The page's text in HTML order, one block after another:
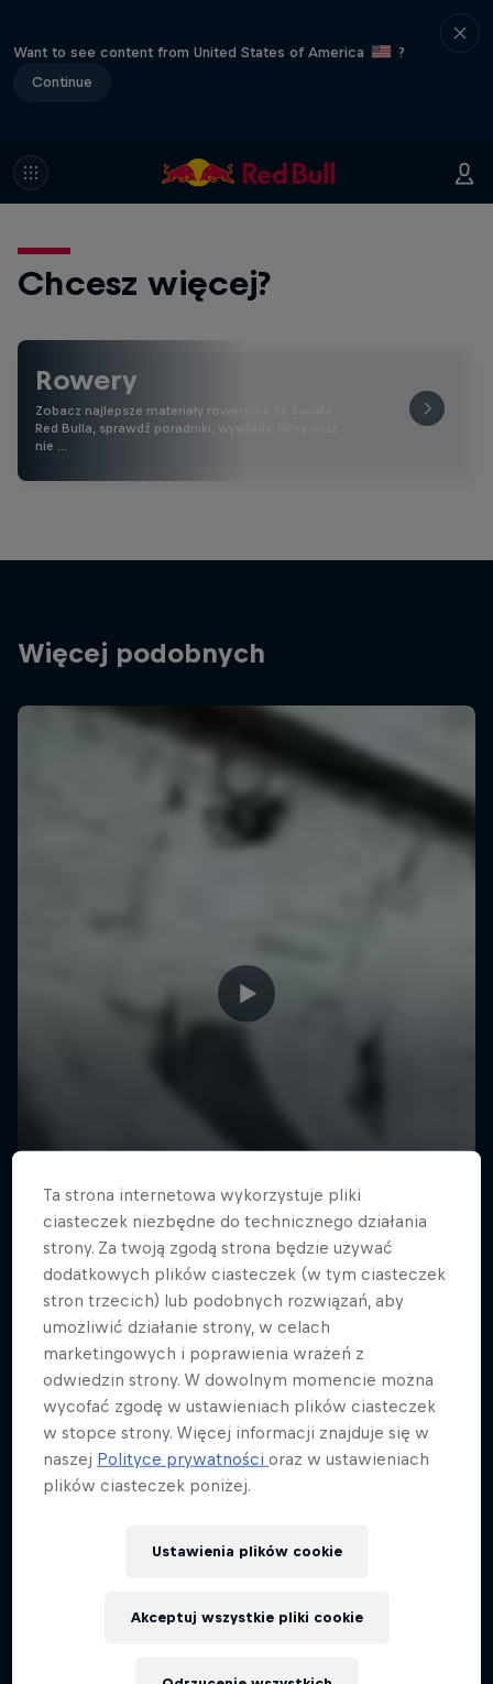
Want to see content from United States of America
?
Continue
Chcesz więcej?
Rowery
Zobacz najlepsze materiały rowerowe ze świata
Red Bulla, sprawdź poradniki, wywiady, filmy oraz
nie …
Więcej podobnych
Ta strona internetowa wykorzystuje pliki
ciasteczek niezbędne do technicznego działania
strony. Za twoją zgodą strona będzie używać
dodatkowych plików ciasteczek (w tym ciasteczek
stron trzecich) lub podobnych rozwiązań, aby
umożliwić działanie strony, w celach
marketingowych i poprawienia wrażeń z
odwiedzin strony. W dowolnym momencie można
wycofać zgodę w ustawieniach plików ciasteczek
w stopce strony. Więcej informacji znajduje się w
naszej Polityce prywatnościoraz w ustawieniach
plików ciasteczek poniżej.
Ustawienia plików cookie
Akceptuj wszystkie pliki cookie